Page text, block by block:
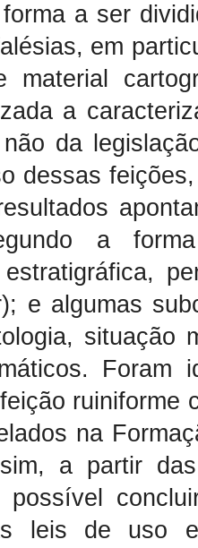
a ser
em
material
a
da
dessas
a
estratigráfica,
e algumas
situação
Foram
ruiniforme
na
a partir
possível
leis de uso